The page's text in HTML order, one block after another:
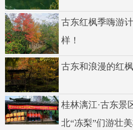
古东红枫季嗨游
样！
古东和浪漫的红
桂林漓江·古东景
北“冻梨”们游壮